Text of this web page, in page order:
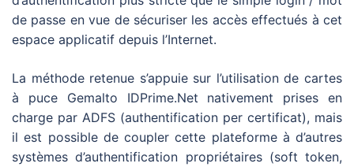
de passe en vue de sécuriser les accès effectués à cet
espace applicatif depuis l’Internet.
La méthode retenue s’appuie sur l’utilisation de cartes
à puce Gemalto IDPrime.Net nativement prises en
charge par ADFS (authentification per certificat), mais
il est possible de coupler cette plateforme à d’autres
systèmes d’authentification propriétaires (soft token,